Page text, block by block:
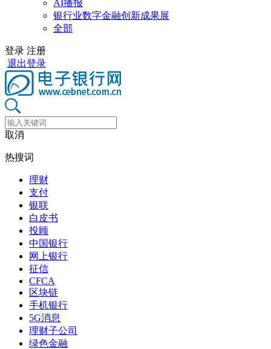
AI播报
银行业数字金融创新成果展
全部
登录 注册
退出登录
取消
热搜词
理财
支付
银联
白皮书
投顾
中国银行
网上银行
征信
CFCA
区块链
手机银行
5G消息
理财子公司
绿色金融